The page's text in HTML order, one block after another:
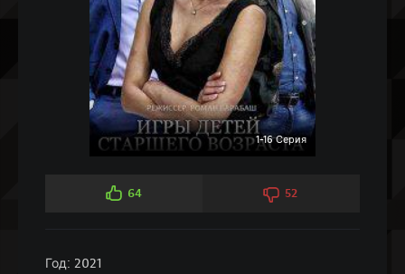
1-16 Серия
64 52
Год: 2021